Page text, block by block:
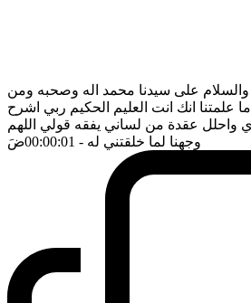
والسلام على سيدنا محمد اله وصحبه ومن
ما علمتنا انك انت العليم الحكيم ربي اشرح
عقدة من لساني يفقه قولي اللهم
وجهنا لما خلقتني له - 00:00:01 ضَ